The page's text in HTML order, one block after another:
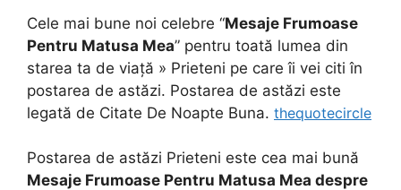
Cele mai bune noi celebre “Mesaje Frumoase
Pentru Matusa Mea” pentru toată lumea din
starea ta de viață » Prieteni pe care îi vei citi în
postarea de astăzi. Postarea de astăzi este
legată de Citate De Noapte Buna. thequotecircle
Postarea de astăzi Prieteni este cea mai bună
Mesaje Frumoase Pentru Matusa Mea despre